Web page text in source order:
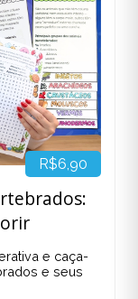
R$6,90
e caça-
e seus